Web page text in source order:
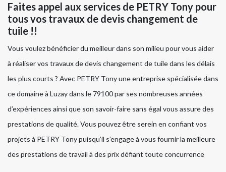
Faites appel aux services de PETRY Tony pour
tous vos travaux de devis changement de
tuile !!
Vous voulez bénéficier du meilleur dans son milieu pour vous aider
à réaliser vos travaux de devis changement de tuile dans les délais
les plus courts ? Avec PETRY Tony une entreprise spécialisée dans
ce domaine à Luzay dans le 79100 par ses nombreuses années
d’expériences ainsi que son savoir-faire sans égal vous assure des
prestations de qualité. Vous pouvez être serein en confiant vos
projets à PETRY Tony puisqu’il s’engage à vous fournir la meilleure
des prestations de travail à des prix défiant toute concurrence